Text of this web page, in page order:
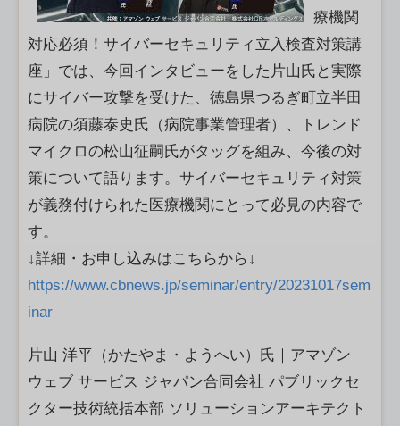
療機関
対応必須！サイバーセキュリティ立入検査対策講
座」では、今回インタビューをした片山氏と実際
にサイバー攻撃を受けた、徳島県つるぎ町立半田
病院の須藤泰史氏（病院事業管理者）、トレンド
マイクロの松山征嗣氏がタッグを組み、今後の対
策について語ります。サイバーセキュリティ対策
が義務付けられた医療機関にとって必見の内容で
す。
↓詳細・お申し込みはこちらから↓
https://www.cbnews.jp/seminar/entry/20231017sem
inar
片山 洋平（かたやま・ようへい）氏｜アマゾン
ウェブ サービス ジャパン合同会社 パブリックセ
クター技術統括本部 ソリューションアーキテクト